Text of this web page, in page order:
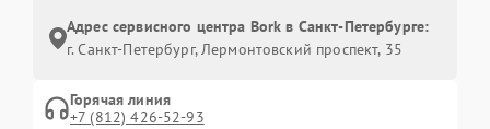
Адрес сервисного центра Bork в Санкт-Петербурге:
г. Санкт-Петербург, Лермонтовский проспект, 35
Горячая линия
+7 (812) 426-52-93